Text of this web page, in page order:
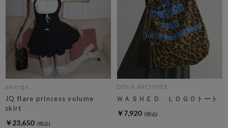
amerge.
JQ flare princess volume
skirt
￥23,650
DOUX ARCHIVES
ＷＡＳＨＥＤ ＬＯＧＯトート
￥7,920